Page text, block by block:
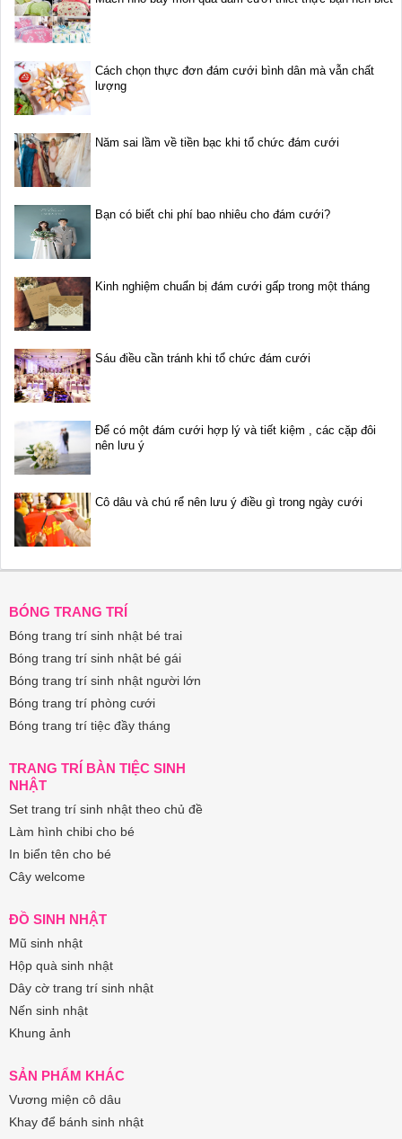
Cách chọn thực đơn đám cưới bình dân mà vẫn chất
lượng
Năm sai lầm về tiền bạc khi tổ chức đám cưới
Bạn có biết chi phí bao nhiêu cho đám cưới?
Kinh nghiệm chuẩn bị đám cưới gấp trong một tháng
Sáu điều cần tránh khi tổ chức đám cưới
Để có một đám cưới hợp lý và tiết kiệm , các cặp đôi
nên lưu ý
Cô dâu và chú rể nên lưu ý điều gì trong ngày cưới
BÓNG TRANG TRÍ
Bóng trang trí sinh nhật bé trai
Bóng trang trí sinh nhật bé gái
Bóng trang trí sinh nhật người lớn
Bóng trang trí phòng cưới
Bóng trang trí tiệc đầy tháng
TRANG TRÍ BÀN TIỆC SINH
NHẬT
Set trang trí sinh nhật theo chủ đề
Làm hình chibi cho bé
In biển tên cho bé
Cây welcome
ĐỒ SINH NHẬT
Mũ sinh nhật
Hộp quà sinh nhật
Dây cờ trang trí sinh nhật
Nến sinh nhật
Khung ảnh
SẢN PHẨM KHÁC
Vương miện cô dâu
Khay để bánh sinh nhật